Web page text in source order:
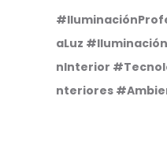
aLuz
nInterior
nteriores